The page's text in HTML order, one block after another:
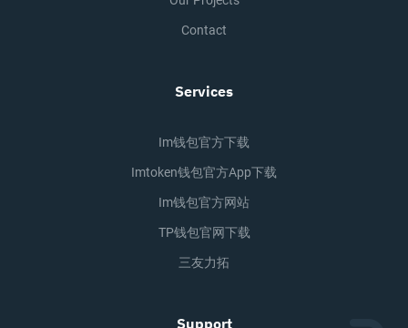
Contact
Services
Im钱包官方下载
Imtoken钱包官方app下载
Im钱包官方网站
TP钱包官网下载
三友力拓
Support